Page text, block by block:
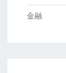
金融